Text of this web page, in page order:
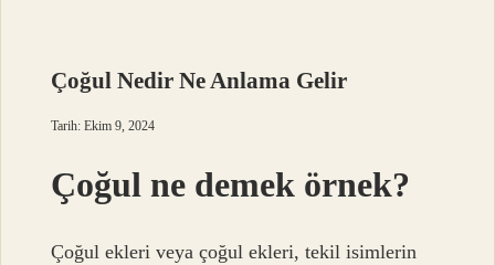
Çoğul Nedir Ne Anlama Gelir
Tarih: Ekim 9, 2024
Çoğul ne demek örnek?
Çoğul ekleri veya çoğul ekleri, tekil isimlerin